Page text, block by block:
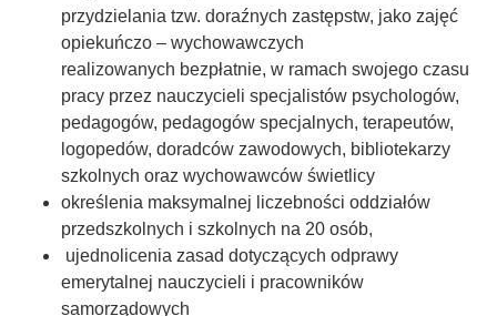
przydzielania tzw. doraźnych zastępstw, jako zajęć
opiekuńczo – wychowawczych
realizowanych bezpłatnie, w ramach swojego czasu
pracy przez nauczycieli specjalistów psychologów,
pedagogów, pedagogów specjalnych, terapeutów,
logopedów, doradców zawodowych, bibliotekarzy
szkolnych oraz wychowawców świetlicy
określenia maksymalnej liczebności oddziałów
przedszkolnych i szkolnych na 20 osób,
ujednolicenia zasad dotyczących odprawy
emerytalnej nauczycieli i pracowników
samorządowych